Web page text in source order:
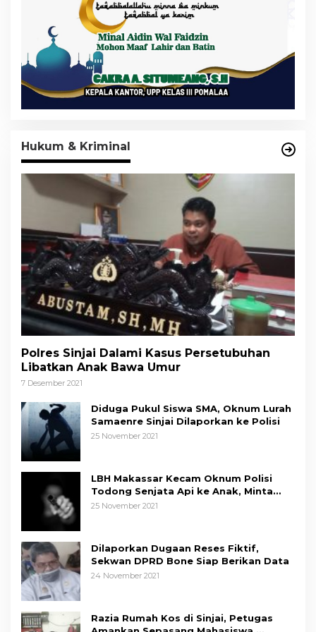
Hukum & Kriminal
Polres Sinjai Dalami Kasus Persetubuhan
Libatkan Anak Bawa Umur
7 Desember 2021
Diduga Pukul Siswa SMA, Oknum Lurah
Samaenre Sinjai Dilaporkan ke Polisi
25 November 2021
LBH Makassar Kecam Oknum Polisi
Todong Senjata Api ke Anak, Minta
Kapolda Sulsel Tindak Tegas
25 November 2021
Dilaporkan Dugaan Reses Fiktif,
Sekwan DPRD Bone Siap Berikan Data
24 November 2021
Razia Rumah Kos di Sinjai, Petugas